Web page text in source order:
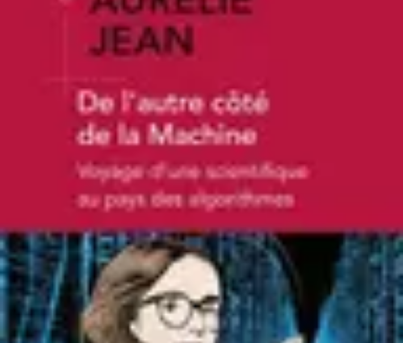
Apprendre Rubik Cube
Astuces et conseilsApprentissage
d'apprentissageMéthodes d'apprentissage
Apprendre Rubik Cube